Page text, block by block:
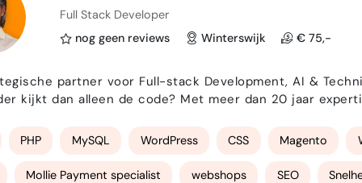
Full Stack Developer
nog geen reviews
Winterswijk € 75,-
partner voor Full-stack Development, AI & Technisch Management Zoekt
kijkt dan alleen de code? Met meer dan 20 jaar
vakmanschap met de nieuwste innovaties. Mijn senioriteit
PHP MySQL WordPress CSS Magento
Mollie Payment specialist webshops SEO